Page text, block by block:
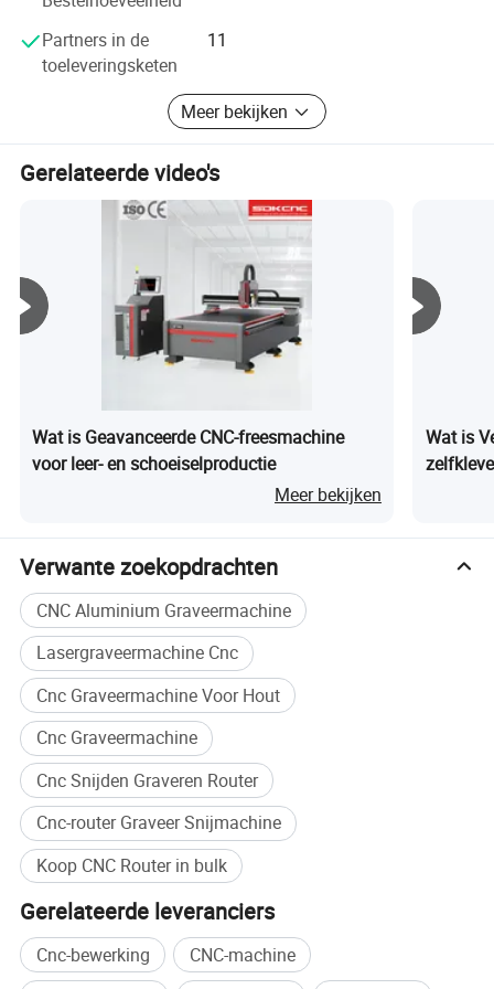
03RIJMODUS
De hele machine gebruikt AC servo
aandrijving, Y-as dubbele motor aandrijving,
04 SPINDEL
Deze faciliteit maakt gebruik van een spil met
Spilvermogen 5.5 kw, toerental van 1-24000
omw/min.
Partners in de
toeleveringsketen
11
Meer bekijken
Gerelateerde video's
Wat is Geavanceerde CNC-freesmachine
voor leer- en schoeiselproductie
Meer bekijken
Wat is
Verwante zoekopdrachten
CNC Aluminium Graveermachine
Lasergraveermachine Cnc
Cnc Graveermachine Voor Hout
Cnc Graveermachine
Cnc Snijden Graveren Router
Cnc-router Graveer Snijmachine
Koop CNC Router in bulk
Gerelateerde leveranciers
Cnc-bewerking
CNC-machine